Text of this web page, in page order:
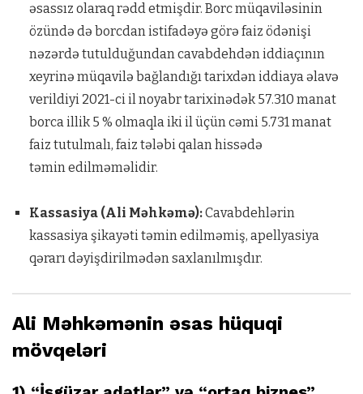
əsassız olaraq rədd etmişdir. Borc müqaviləsinin
özündə də borcdan istifadəyə görə faiz ödənişi
nəzərdə tutulduğundan cavabdehdən iddiaçının
xeyrinə müqavilə bağlandığı tarixdən iddiaya əlavə
verildiyi 2021-ci il noyabr tarixinədək 57.310 manat
borca illik 5 % olmaqla iki il üçün cəmi 5.731 manat
faiz tutulmalı, faiz tələbi qalan hissədə
təmin edilməməlidir.
Kassasiya (Ali Məhkəmə):Cavabdehlərin
kassasiya şikayəti təmin edilməmiş, apellyasiya
qərarı dəyişdirilmədən saxlanılmışdır.
Ali Məhkəmənin əsas hüquqi
mövqeləri